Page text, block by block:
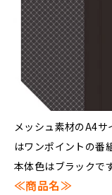
メッシュ素材のA4サ
はワンポイントの番
本体色はブラックです
≪商品名≫